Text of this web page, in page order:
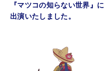
『マツコの知らない世界』に
出演いたしました。